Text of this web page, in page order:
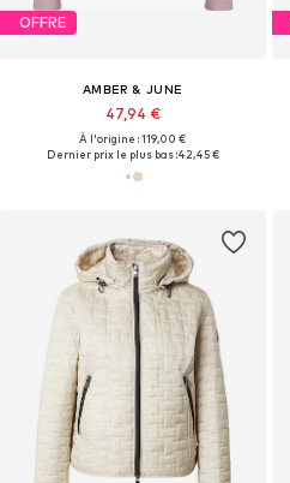
OFFRE
AMBER & JUNE
47,94 €
À l'origine : 119,00 €
Dernier prix le plus bas :42,45 €